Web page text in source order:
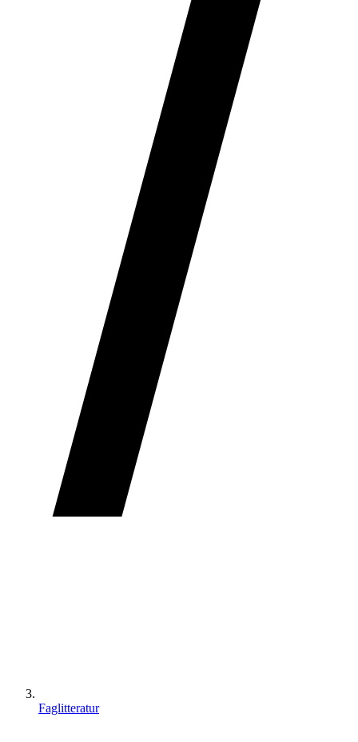
Faglitteratur